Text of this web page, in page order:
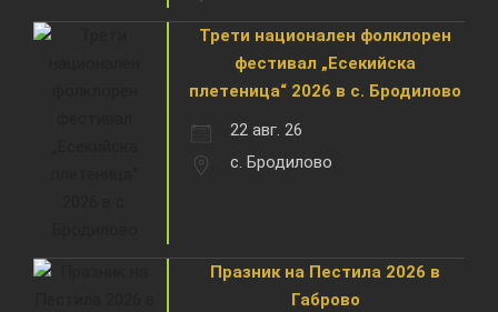
Трети национален фолклорен
фестивал „Есекийска
плетеница“ 2026 в с. Бродилово
22 авг. 26
с. Бродилово
Празник на Пестила 2026 в
Габрово